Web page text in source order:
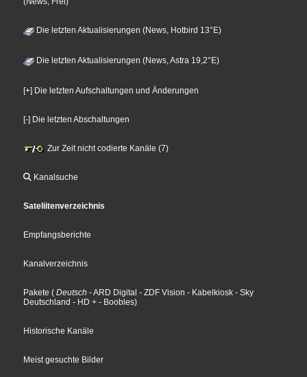
Die letzten Aktualisierungen (News, Hotbird 13°E)
Die letzten Aktualisierungen (News, Astra 19,2°E)
[+] Die letzten Aufschaltungen und Änderungen
[-] Die letzten Abschaltungen
Zur Zeit nicht codierte Kanäle (7)
Kanalsuche
Sateliitenverzeichnis
Empfangsberichte
Kanalverzeichnis
Pakete ( Deutsch - ARD Digital - ZDF Vision - Kabelkiosk - Sky
Deutschland - HD + - Boobles)
Historische Kanäle
Meist gesuchte Bilder